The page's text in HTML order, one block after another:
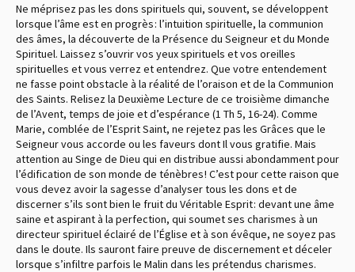
Ne méprisez pas les dons spirituels qui, souvent, se développent
lorsque l’âme est en progrès : l’intuition spirituelle, la communion
des âmes, la découverte de la Présence du Seigneur et du Monde
Spirituel. Laissez s’ouvrir vos yeux spirituels et vos oreilles
spirituelles et vous verrez et entendrez. Que votre entendement
ne fasse point obstacle à la réalité de l’oraison et de la Communion
des Saints. Relisez la Deuxième Lecture de ce troisième dimanche
de l’Avent, temps de joie et d’espérance (1 Th 5, 16-24). Comme
Marie, comblée de l’Esprit Saint, ne rejetez pas les Grâces que le
Seigneur vous accorde ou les faveurs dont Il vous gratifie. Mais
attention au Singe de Dieu qui en distribue aussi abondamment pour
l’édification de son monde de ténèbres ! C’est pour cette raison que
vous devez avoir la sagesse d’analyser tous les dons et de
discerner s’ils sont bien le fruit du Véritable Esprit : devant une âme
saine et aspirant à la perfection, qui soumet ses charismes à un
directeur spirituel éclairé de l’Église et à son évêque, ne soyez pas
dans le doute. Ils sauront faire preuve de discernement et déceler
lorsque s’infiltre parfois le Malin dans les prétendus charismes.